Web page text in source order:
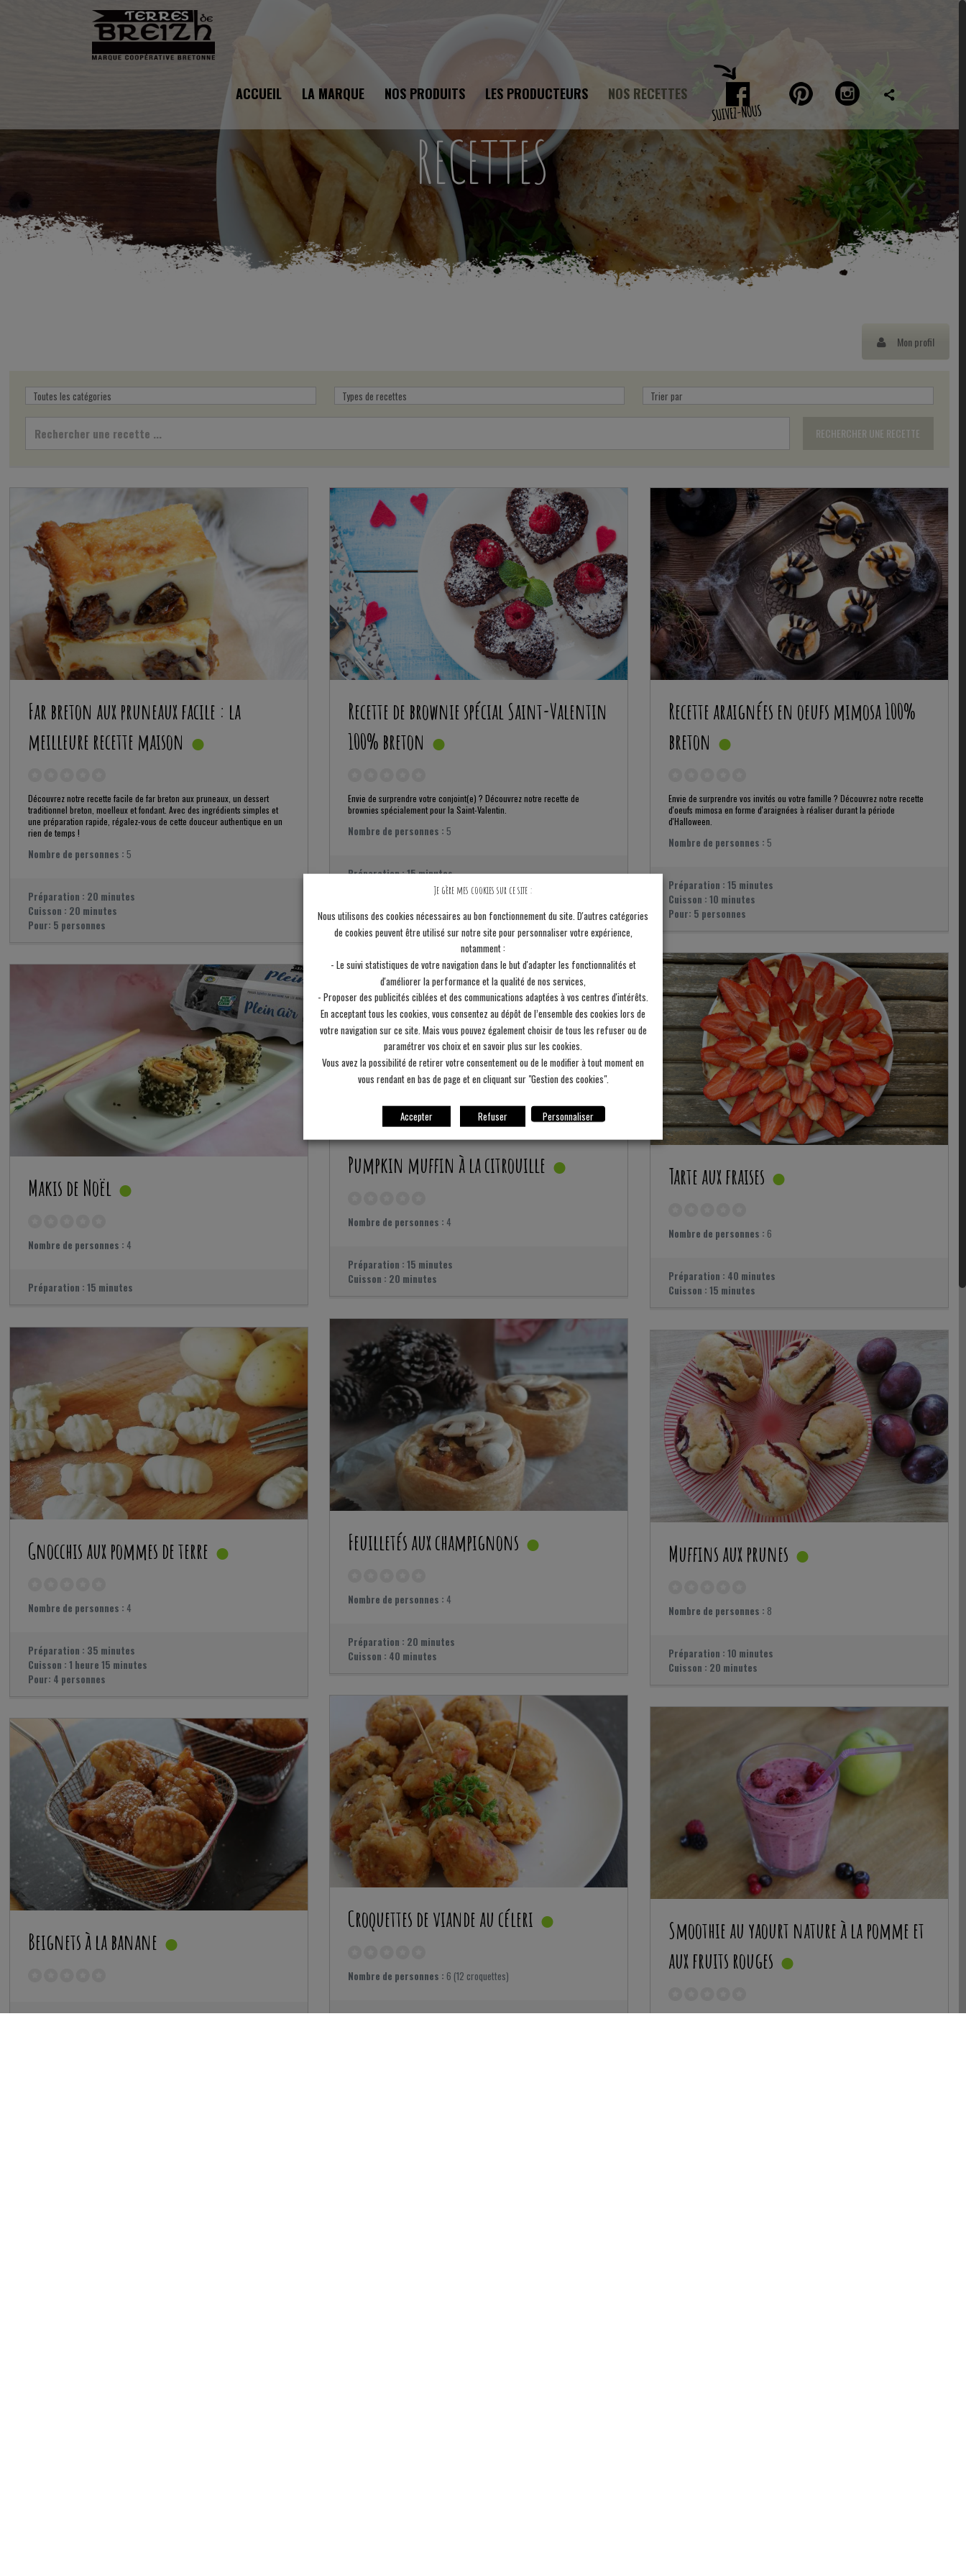
ACCUEIL LA MARQUE NOS PRODUITS LES PRODUCTEURS NOS RECETTES
RECETTES
Mon profil
Rechercher une recette ...
Far breton aux pruneaux facile : la
meilleure recette maison
Découvrez notre recette facile de far breton aux pruneaux, un dessert
traditionnel breton, moelleux et fondant. Avec des ingrédients simples et
une préparation rapide, régalez-vous de cette douceur authentique en un
rien de temps !
Nombre de personnes : 5
Préparation : 20 minutes
Cuisson : 20 minutes
Pour: 5 personnes
Recette de brownie spécial Saint-Valentin
100% breton
Envie de surprendre votre conjoint(e) ? Découvrez notre recette de
brownies spécialement pour la Saint-Valentin.
Nombre de personnes : 5
Préparation :15 minutes
10 minutes
Recette araignées en oeufs mimosa 100%
breton
Envie de surprendre vos invités ou votre famille ? Découvrez notre recette
d'oeufs mimosa en forme d'araignées à réaliser durant la période
d'Halloween.
Nombre de personnes : 5
Préparation : 15 minutes
Cuisson : 10 minutes
Pour: 5 personnes
Pumpkin muffin à la citrouille
Nombre de personnes : 4
Préparation : 15 minutes
Cuisson : 20 minutes
Tarte aux fraises
Nombre de personnes : 6
Préparation : 40 minutes
Cuisson : 15 minutes
Makis de Noël
Nombre de personnes : 4
Préparation : 15 minutes
Feuilletés aux champignons
Nombre de personnes : 4
Préparation : 20 minutes
Cuisson : 40 minutes
Gnocchis aux pommes de terre
Nombre de personnes : 4
Préparation : 35 minutes
Cuisson : 1 heure 15 minutes
Pour: 4 personnes
Muffins aux prunes
Nombre de personnes : 8
Préparation : 10 minutes
Cuisson : 20 minutes
Croquettes de viande au céleri
Nombre de personnes : 6 (12 croquettes)
Préparation :20 minutes
Smoothie au yaourt nature à la pomme et
aux fruits rouges
Nombre de personnes :1
Beignets à la banane
Je gère mes cookies sur ce site :
Nous utilisons des cookies nécessaires au bon fonctionnement du site. D'autres catégories
de cookies peuvent être utilisé sur notre site pour personnaliser votre expérience,
notamment :
- Le suivi statistiques de votre navigation dans le but d'adapter les fonctionnalités et
d'améliorer la performance et la qualité de nos services,
- Proposer des publicités ciblées et des communications adaptées à vos centres d'intérêts.
En acceptant tous les cookies, vous consentez au dépôt de l’ensemble des cookies lors de
votre navigation sur ce site. Mais vous pouvez également choisir de tous les refuser ou de
paramétrer vos choix et en savoir plus sur les cookies.
Vous avez la possibilité de retirer votre consentement ou de le modifier à tout moment en
vous rendant en bas de page et en cliquant sur "Gestion des cookies".
Accepter Refuser Personnaliser